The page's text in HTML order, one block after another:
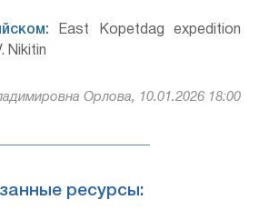
East Kopetdag expedition
Nikitin
Орлова, 10.01.2026 18:00
ресурсы: